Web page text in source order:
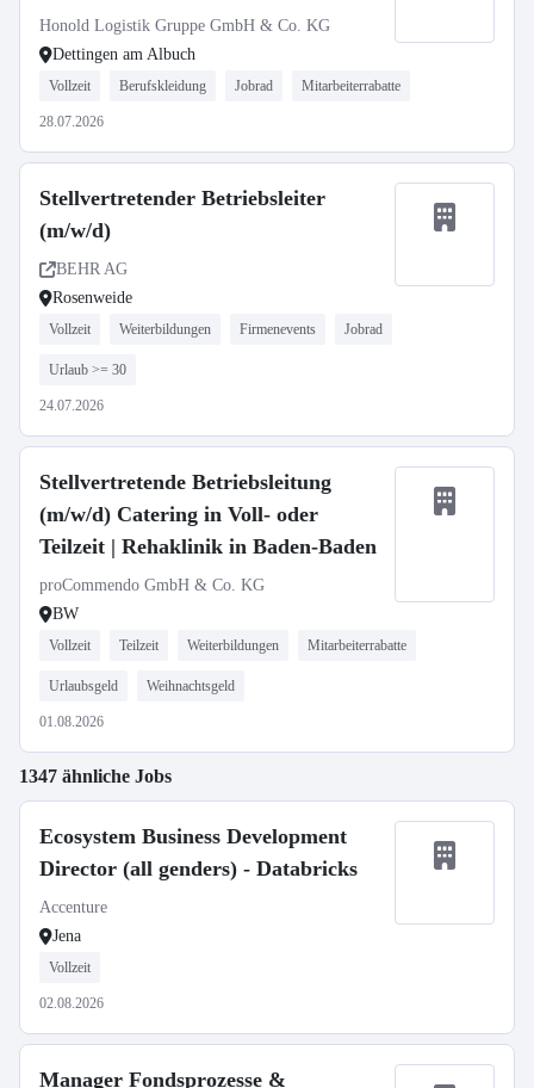
Honold Logistik Gruppe GmbH & Co. KG
Dettingen am Albuch
Vollzeit Berufskleidung Jobrad Mitarbeiterrabatte
28.07.2026
Stellvertretender Betriebsleiter
(m/w/d)
BEHR AG
Rosenweide
Vollzeit Weiterbildungen Firmenevents Jobrad
Urlaub >= 30
24.07.2026
Stellvertretende Betriebsleitung
(m/w/d) Catering in Voll- oder
Teilzeit | Rehaklinik in Baden-Baden
proCommendo GmbH & Co. KG
BW
Vollzeit Teilzeit Weiterbildungen Mitarbeiterrabatte
Urlaubsgeld Weihnachtsgeld
01.08.2026
1347 ähnliche Jobs
Ecosystem Business Development
Director (all genders) - Databricks
Accenture
Jena
Vollzeit
02.08.2026
Manager Fondsprozesse &